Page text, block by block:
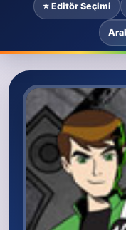
⭐ Editör Seçimi